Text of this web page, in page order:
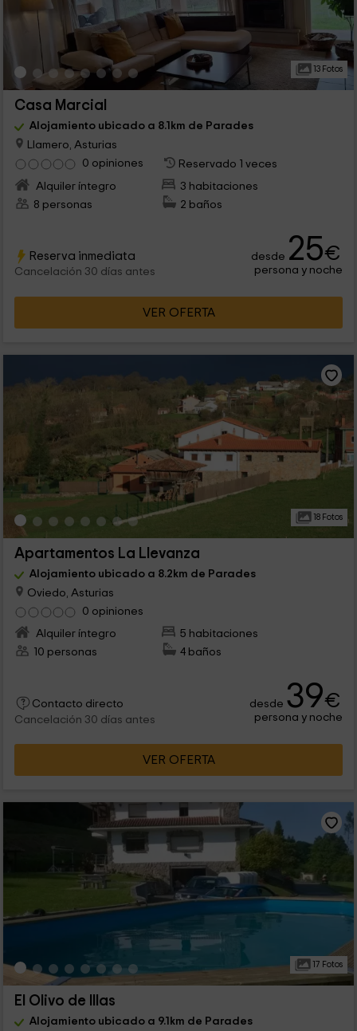
13 Fotos
Casa Marcial
Alojamiento ubicado a 8.1km de Parades
Llamero, Asturias
0 opiniones
Reservado 1 veces
Alquiler íntegro
3 habitaciones
8 personas
2 baños
Reserva inmediata
Cancelación 30 días antes
desde 25€
persona y noche
VER OFERTA
18 Fotos
Apartamentos La Llevanza
Alojamiento ubicado a 8.2km de Parades
Oviedo, Asturias
0 opiniones
Alquiler íntegro
5 habitaciones
10 personas
4 baños
Contacto directo
Cancelación 30 días antes
desde 39€
persona y noche
VER OFERTA
17 Fotos
El Olivo de Illas
Alojamiento ubicado a 9.1km de Parades